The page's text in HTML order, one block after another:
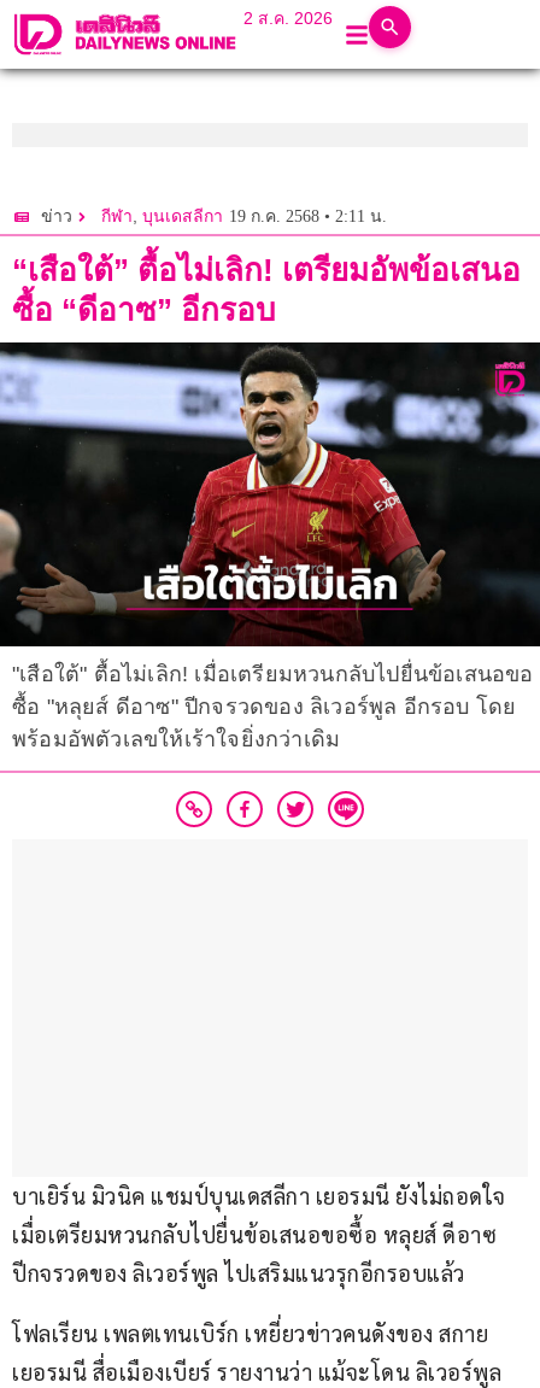
2 ส.ค. 2026
ข่าว กีฬา, บุนเดสลีกา 19 ก.ค. 2568 • 2:11 น.
“เสือใต้” ตื้อไม่เลิก! เตรียมอัพข้อเสนอ
ซื้อ “ดีอาซ” อีกรอบ
"เสือใต้" ตื้อไม่เลิก! เมื่อเตรียมหวนกลับไปยื่นข้อเสนอขอ
ซื้อ "หลุยส์ ดีอาซ" ปีกจรวดของ ลิเวอร์พูล อีกรอบ โดย
พร้อมอัพตัวเลขให้เร้าใจยิ่งกว่าเดิม
บาเยิร์น มิวนิค แชมป์บุนเดสลีกา เยอรมนี ยังไม่ถอดใจ
เมื่อเตรียมหวนกลับไปยื่นข้อเสนอขอซื้อ หลุยส์ ดีอาซ
ปีกจรวดของ ลิเวอร์พูล ไปเสริมแนวรุกอีกรอบแล้ว
โฟลเรียน เพลตเทนเบิร์ก เหยี่ยวข่าวคนดังของ สกาย
เยอรมนี สื่อเมืองเบียร์ รายงานว่า แม้จะโดน ลิเวอร์พูล